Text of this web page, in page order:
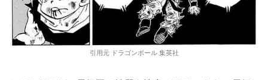
引用元 ドラゴンボール 集英社